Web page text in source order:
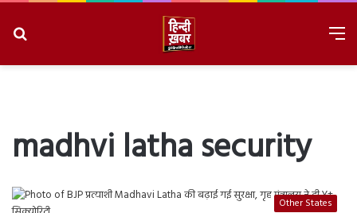
madhvi latha security
Other States